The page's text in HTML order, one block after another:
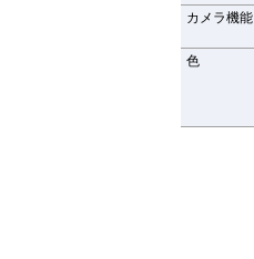
カメラ機能
色